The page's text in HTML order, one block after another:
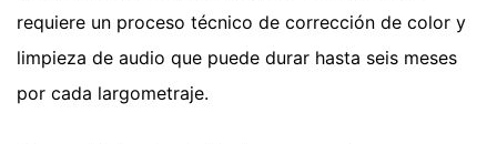
requiere un proceso técnico de corrección de color y
limpieza de audio que puede durar hasta seis meses
por cada largometraje.